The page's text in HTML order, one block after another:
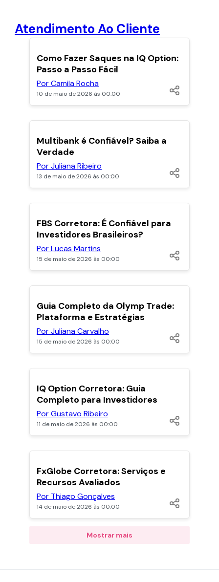
Atendimento Ao Cliente
POPULARES
Como Fazer Saques na IQ Option:
Passo a Passo Fácil
Por Camila Rocha
10 de maio de 2026 às 00:00
POPULARES
Multibank é Confiável? Saiba a
Verdade
Por Juliana Ribeiro
13 de maio de 2026 às 00:00
POPULARES
FBS Corretora: É Confiável para
Investidores Brasileiros?
Por Lucas Martins
15 de maio de 2026 às 00:00
POPULARES
Guia Completo da Olymp Trade:
Plataforma e Estratégias
Por Juliana Carvalho
15 de maio de 2026 às 00:00
POPULARES
IQ Option Corretora: Guia
Completo para Investidores
Por Gustavo Ribeiro
11 de maio de 2026 às 00:00
POPULARES
FxGlobe Corretora: Serviços e
Recursos Avaliados
Por Thiago Gonçalves
14 de maio de 2026 às 00:00
Mostrar mais